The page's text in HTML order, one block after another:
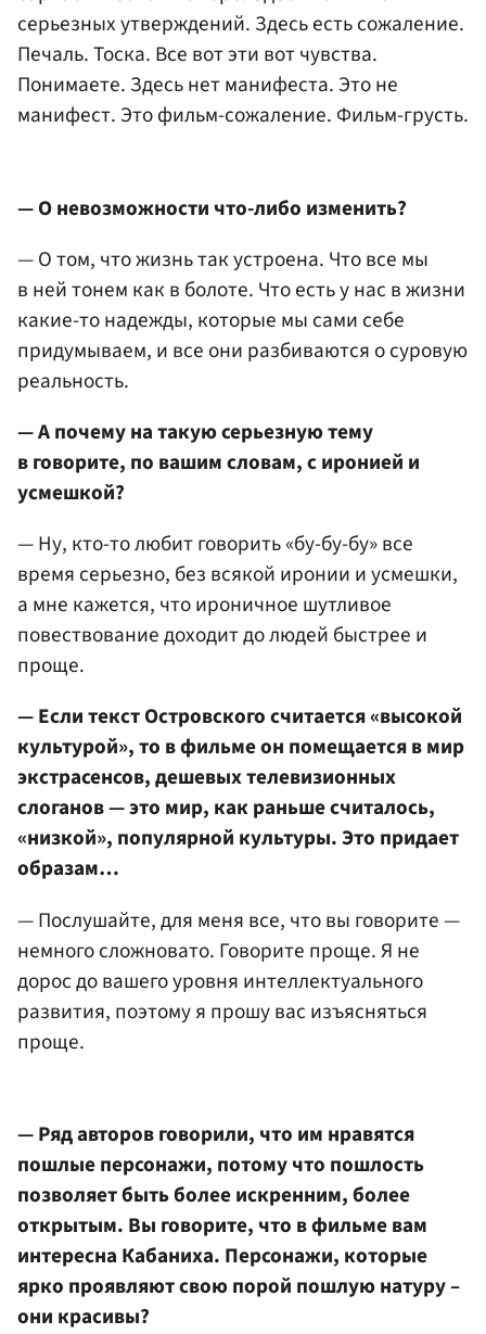
серьезных утверждений. Здесь есть сожаление.
Печаль. Тоска. Все вот эти вот чувства.
Понимаете. Здесь нет манифеста. Это не
манифест. Это фильм-сожаление. Фильм-грусть.
— О невозможности что-либо изменить?
— О том, что жизнь так устроена. Что все мы
в ней тонем как в болоте. Что есть у нас в жизни
какие-то надежды, которые мы сами себе
придумываем, и все они разбиваются о суровую
реальность.
— А почему на такую серьезную тему
в говорите, по вашим словам, с иронией и
усмешкой?
— Ну, кто-то любит говорить «бу-бу-бу» все
время серьезно, без всякой иронии и усмешки,
а мне кажется, что ироничное шутливое
повествование доходит до людей быстрее и
проще.
— Если текст Островского считается «высокой
культурой», то в фильме он помещается в мир
экстрасенсов, дешевых телевизионных
слоганов — это мир, как раньше считалось,
«низкой», популярной культуры. Это придает
образам…
— Послушайте, для меня все, что вы говорите —
немного сложновато. Говорите проще. Я не
дорос до вашего уровня интеллектуального
развития, поэтому я прошу вас изъясняться
проще.
— Ряд авторов говорили, что им нравятся
пошлые персонажи, потому что пошлость
позволяет быть более искренним, более
открытым. Вы говорите, что в фильме вам
интересна Кабаниха. Персонажи, которые
ярко проявляют свою порой пошлую натуру –
они красивы?